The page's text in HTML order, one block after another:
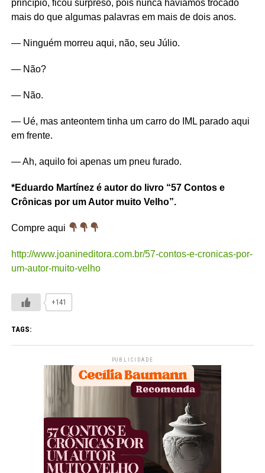
princípio, ficou surpreso, pois nunca havíamos trocado
mais do que algumas palavras em mais de dois anos.
— Ninguém morreu aqui, não, seu Júlio.
— Não?
— Não.
— Ué, mas anteontem tinha um carro do IML parado aqui
em frente.
— Ah, aquilo foi apenas um pneu furado.
*Eduardo Martínez é autor do livro “57 Contos e
Crônicas por um Autor muito Velho”.
Compre aqui
http://www.joanineditora.com.br/57-contos-e-cronicas-por-
um-autor-muito-velho
+141
TAGS:
PUBLICIDADE